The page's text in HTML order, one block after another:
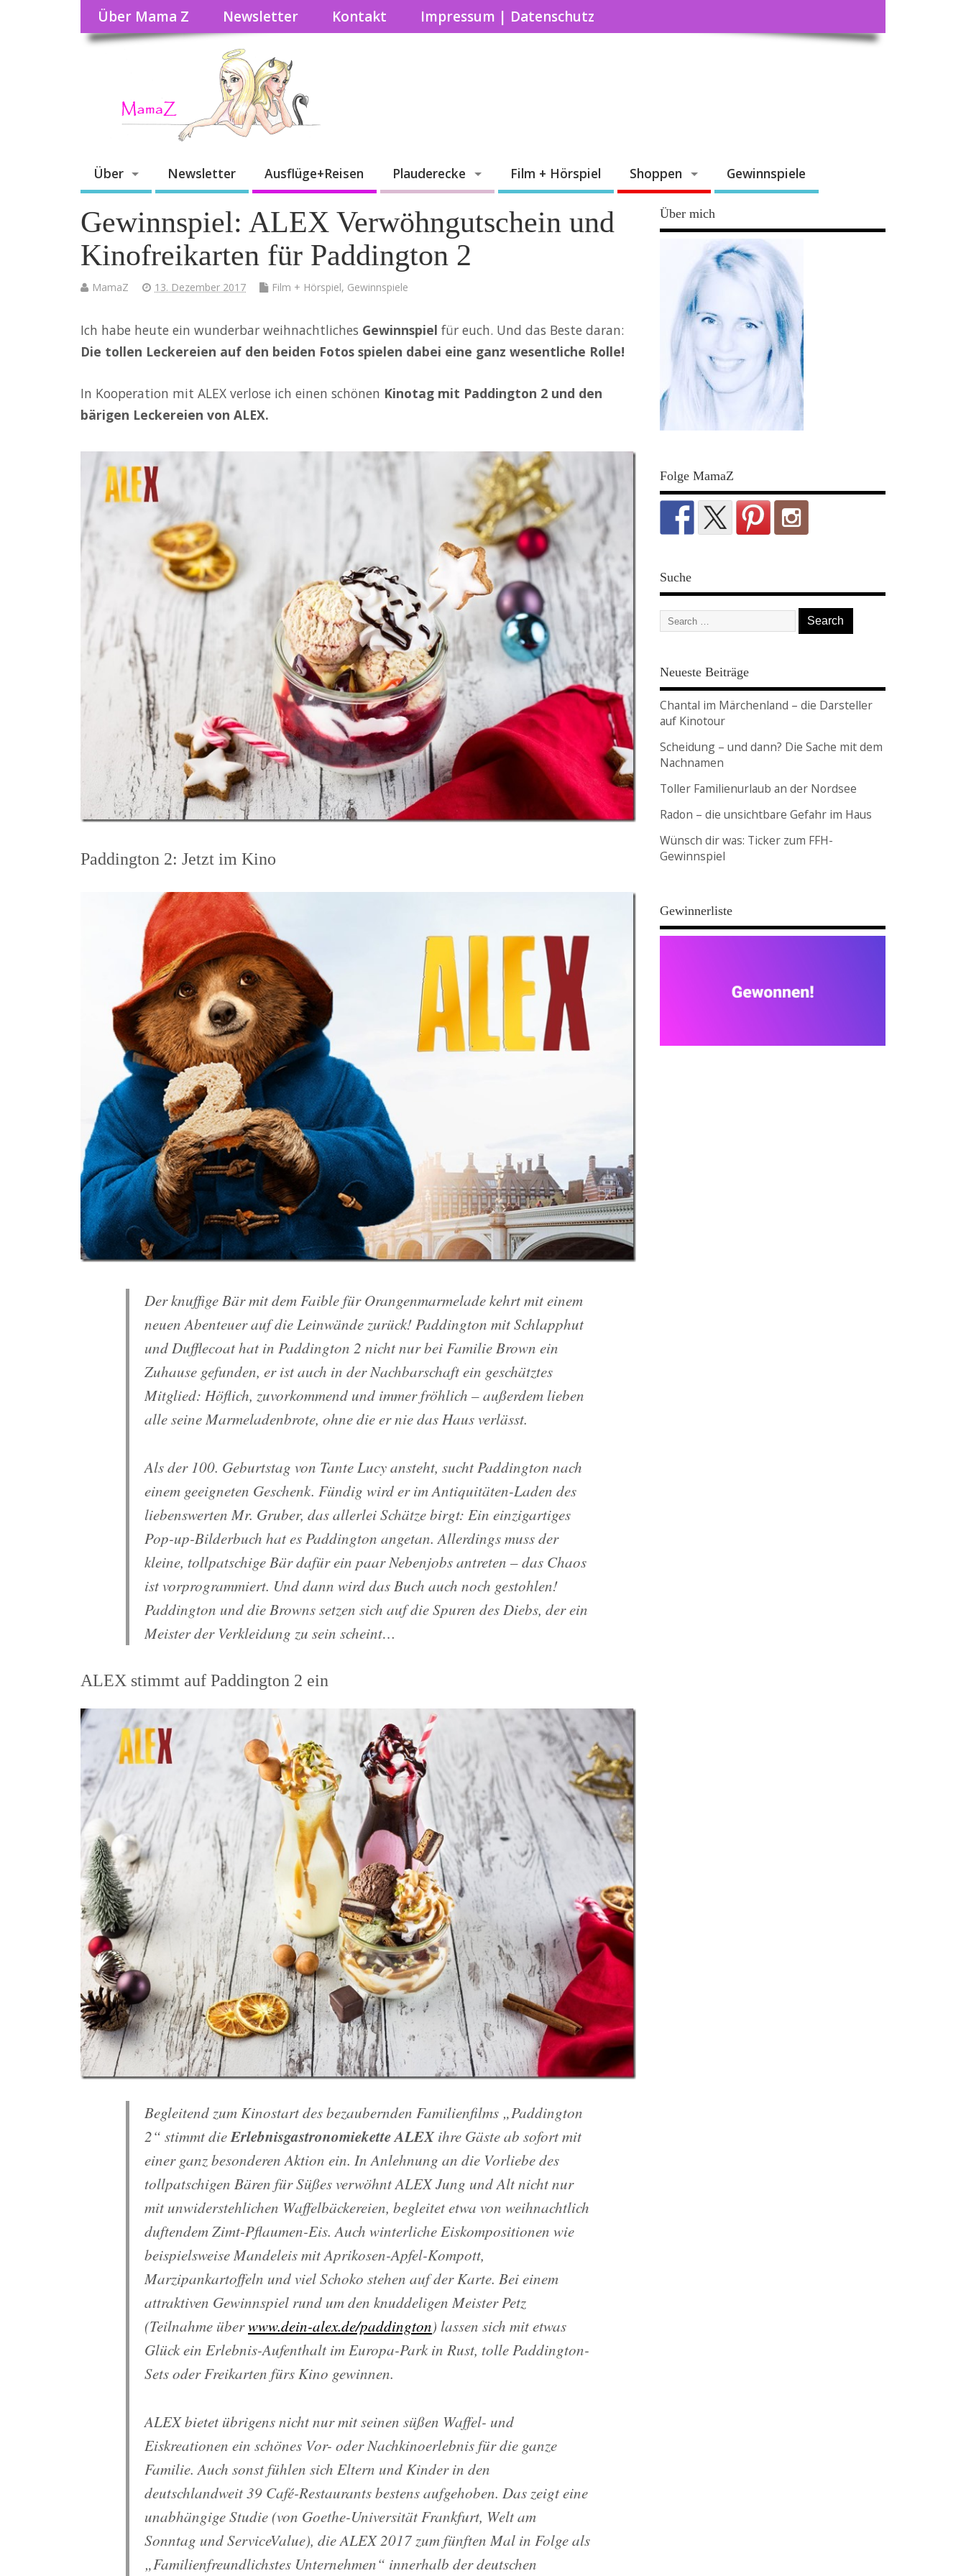
Über Mama Z Newsletter Kontakt Impressum | Datenschutz
Über Newsletter Ausflüge+Reisen Plauderecke Film + Hörspiel Shoppen Gewinnspiele
Gewinnspiel: ALEX Verwöhngutschein und
Kinofreikarten für Paddington 2
MamaZ 13. Dezember 2017 Film + Hörspiel, Gewinnspiele
Ich habe heute ein wunderbar weihnachtliches Gewinnspiel für euch. Und das Beste daran:
Die tollen Leckereien auf den beiden Fotos spielen dabei eine ganz wesentliche Rolle!
In Kooperation mit ALEX verlose ich einen schönen Kinotag mit Paddington 2 und den
bärigen Leckereien von ALEX.
Paddington 2: Jetzt im Kino
Der knuffige Bär mit dem Faible für Orangenmarmelade kehrt mit einem
neuen Abenteuer auf die Leinwände zurück! Paddington mit Schlapphut
und Dufflecoat hat in Paddington 2 nicht nur bei Familie Brown ein
Zuhause gefunden, er ist auch in der Nachbarschaft ein geschätztes
Mitglied: Höflich, zuvorkommend und immer fröhlich – außerdem lieben
alle seine Marmeladenbrote, ohne die er nie das Haus verlässt.
Als der 100. Geburtstag von Tante Lucy ansteht, sucht Paddington nach
einem geeigneten Geschenk. Fündig wird er im Antiquitäten-Laden des
liebenswerten Mr. Gruber, das allerlei Schätze birgt: Ein einzig­artiges
Pop-up-Bilderbuch hat es Paddington angetan. Allerdings muss der
kleine, toll­patschige Bär dafür ein paar Nebenjobs antreten – das Chaos
ist vorprogrammiert. Und dann wird das Buch auch noch gestohlen!
Paddington und die Browns setzen sich auf die Spuren des Diebs, der ein
Meister der Verkleidung zu sein scheint…
ALEX stimmt auf Paddington 2 ein
Begleitend zum Kinostart des bezaubernden Familienfilms „Paddington
2“ stimmt dieErlebnisgastronomiekette ALEXihre Gäste ab sofort mit
einer ganz besonderen Aktion ein. In Anlehnung an die Vorliebe des
tollpatschigen Bären für Süßes verwöhnt ALEX Jung und Alt nicht nur
mit unwiderstehlichen Waffelbäckereien, begleitet etwa von weihnacht­lich
duftendem Zimt-Pflaumen-Eis. Auch winterliche Eiskompositionen wie
beispiels­weise Mandeleis mit Aprikosen-Apfel-Kompott,
Marzipankartoffeln und viel Schoko stehen auf der Karte. Bei einem
attraktiven Gewinnspiel rund um den knuddeligen Meister Petz
(Teilnahme überwww.dein-alex.de/paddington) lassen sich mit etwas
Glück ein Erlebnis-Aufenthalt im Europa-Park in Rust, tolle Paddington-
Sets oder Frei­karten fürs Kino gewinnen.
ALEX bietet übrigens nicht nur mit seinen süßen Waffel- und
Eiskreationen ein schönes Vor- oder Nachkinoerlebnis für die ganze
Familie. Auch sonst fühlen sich Eltern und Kinder in den
deutschlandweit 39 Café-Restaurants bestens aufgehoben. Das zeigt eine
unabhängige Studie (von Goethe-Universität Frankfurt, Welt am
Sonntag und ServiceValue), die ALEX 2017 zum fünften Mal in Folge als
„Familienfreundlichstes Unter­nehmen“ innerhalb der deutschen
Über mich
Folge MamaZ
Suche
Neueste Beiträge
Chantal im Märchenland – die Darsteller
auf Kinotour
Scheidung – und dann? Die Sache mit dem
Nachnamen
Toller Familienurlaub an der Nordsee
Radon – die unsichtbare Gefahr im Haus
Wünsch dir was: Ticker zum FFH-
Gewinnspiel
Gewinnerliste